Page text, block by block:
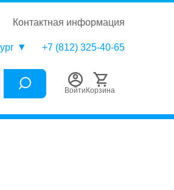
контактная информация
+7 (812) 325-40-65
Каталожный номер (Артикул),
Войти Корзина